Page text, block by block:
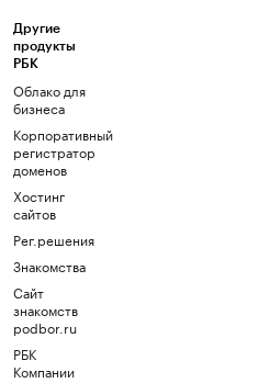
Другие
продукты
РБК
Облако для
бизнеса
Корпоративный
регистратор
доменов
Хостинг
сайтов
Рег.решения
Знакомства
Сайт
знакомств
podbor.ru
РБК
Компании